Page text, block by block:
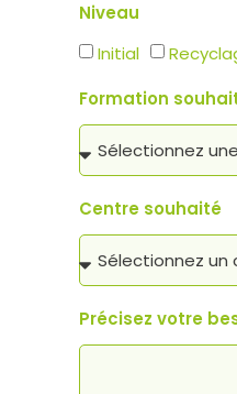
Niveau
Initial
Formation
Centre souhaité
Précisez votre